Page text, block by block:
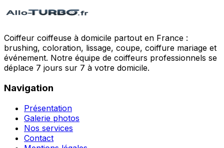
Coiffeur coiffeuse à domicile partout en France :
brushing, coloration, lissage, coupe, coiffure mariage et
événement. Notre équipe de coiffeurs professionnels se
déplace 7 jours sur 7 à votre domicile.
Navigation
Présentation
Galerie photos
Nos services
Contact